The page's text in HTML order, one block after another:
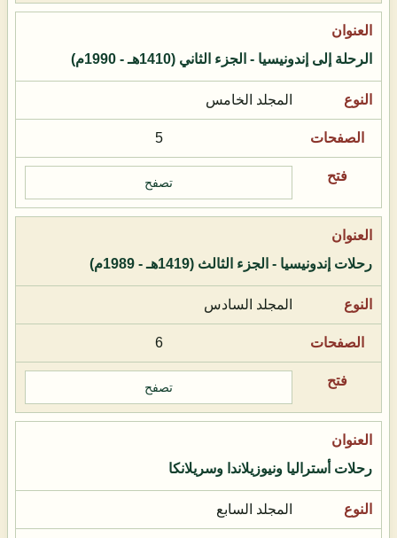
الرحلة إلى إندونيسيا - الجزء الثاني (1410هـ - 1990م)
المجلد الخامس
5
تصفح
رحلات إندونيسيا - الجزء الثالث (1419هـ - 1989م)
المجلد السادس
6
تصفح
رحلات أستراليا ونيوزيلاندا وسريلانكا
المجلد السابع